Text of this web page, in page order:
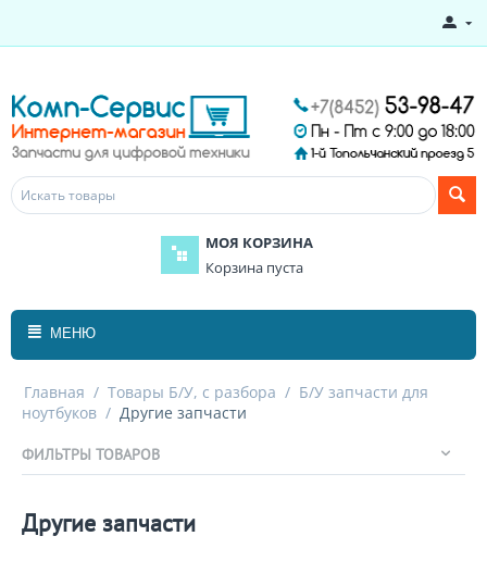
МОЯ КОРЗИНА
Корзина пуста
МЕНЮ
Главная / Товары Б/У, с разбора / Б/У запчасти для
ноутбуков / Другие запчасти
ФИЛЬТРЫ ТОВАРОВ
Другие запчасти